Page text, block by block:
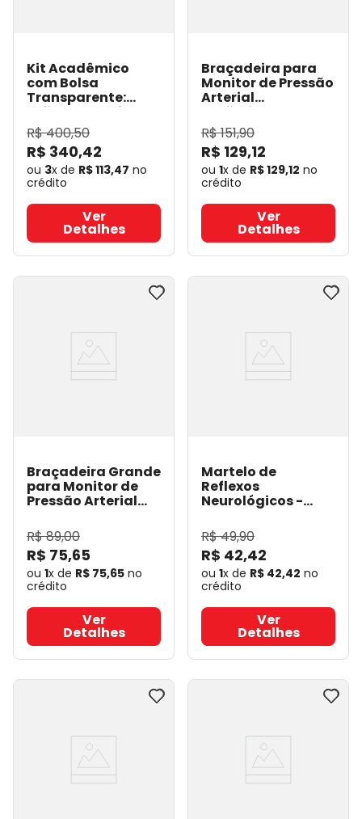
Kit Acadêmico
com Bolsa
Transparente:
Esfigmomanômetro,
Estetoscópio,
Garrote e Óculos
de Proteção - PA
MED - PA Med
R$400,50
R$ 340,42
ou 3x de R$113,47 no
crédito
Ver
Detalhes
Braçadeira para
Monitor de Pressão
Arterial
Profissional HBP
1100 - Omron
Omron
R$151,90
R$ 129,12
ou 1x de R$129,12 no
crédito
Ver
Detalhes
Braçadeira Grande
para Monitor de
Pressão Arterial
- Omron
R$89,00
R$ 75,65
ou 1x de R$ 75,65 no
crédito
Ver
Detalhes
Martelo de
Reflexos
Neurológicos -
R$49,90
R$ 42,42
ou 1x de R$ 42,42 no
crédito
Ver
Detalhes